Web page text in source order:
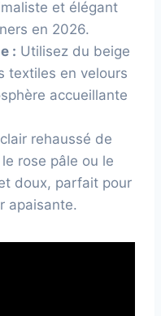
et élégant
en 2026.
: Utilisez du beige
textiles en velours
accueillante
rehaussé de
rose pâle ou le
doux, parfait pour
apaisante.